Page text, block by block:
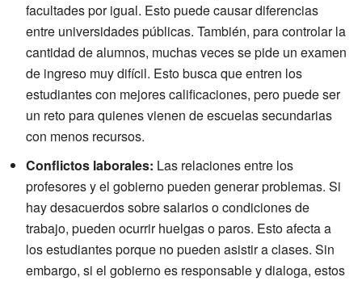
facultades por igual. Esto puede causar diferencias
entre universidades públicas. También, para controlar la
cantidad de alumnos, muchas veces se pide un examen
de ingreso muy difícil. Esto busca que entren los
estudiantes con mejores calificaciones, pero puede ser
un reto para quienes vienen de escuelas secundarias
con menos recursos.
Conflictos laborales: Las relaciones entre los
profesores y el gobierno pueden generar problemas. Si
hay desacuerdos sobre salarios o condiciones de
trabajo, pueden ocurrir huelgas o paros. Esto afecta a
los estudiantes porque no pueden asistir a clases. Sin
embargo, si el gobierno es responsable y dialoga, estos